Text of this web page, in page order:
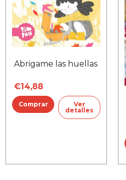
Abrigame las huellas
€14,88
Ver
detalles